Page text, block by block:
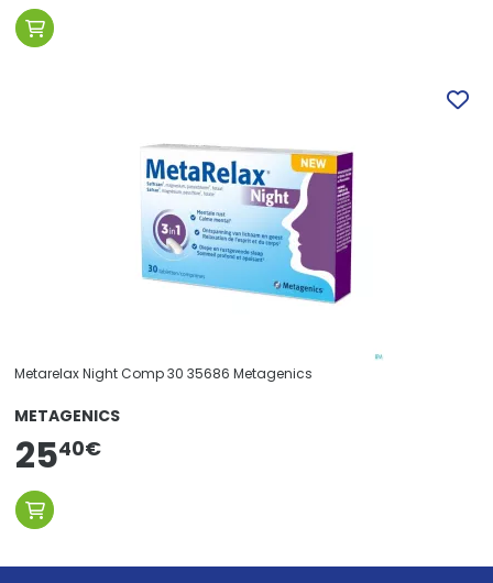
Metarelax Night Comp 30 35686 Metagenics
METAGENICS
2540€